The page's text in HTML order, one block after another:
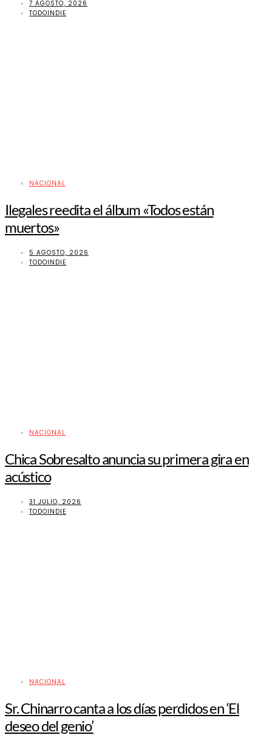
7 AGOSTO, 2026
TODOINDIE
NACIONAL
Ilegales reedita el álbum «Todos están
muertos»
5 AGOSTO, 2026
TODOINDIE
NACIONAL
Chica Sobresalto anuncia su primera gira en
acústico
31 JULIO, 2026
TODOINDIE
NACIONAL
Sr. Chinarro canta a los días perdidos en ‘El
deseo del genio’